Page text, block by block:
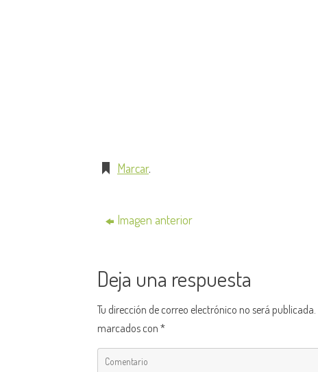
Marcar.
Imagen anterior
Deja una respuesta
Tu dirección de correo electrónico no será publicada.
marcados con*